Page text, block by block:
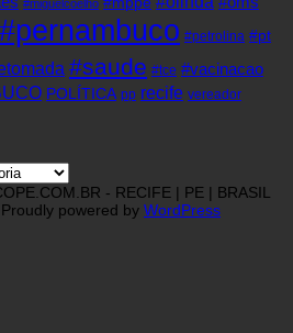
#miguelcoelho
#pernambuco #petrolina #pt
#saude #tce #vacinacao
POLÍTICA pp recife vereador
- RECIFE | PE | BRASIL
Proudly powered by WordPress